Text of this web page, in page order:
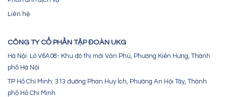
Liên hệ
CÔNG TY CỔ PHẦN TẬP ĐOÀN UKG
Hà Nội: Lô V6A08- Khu đô thị mới Văn Phú, Phường Kiến Hưng, Thành
phố Hà Nội
TP Hồ Chí Minh: 313 đường Phan Huy Ích, Phường An Hội Tây, Thành
phố Hồ Chí Minh